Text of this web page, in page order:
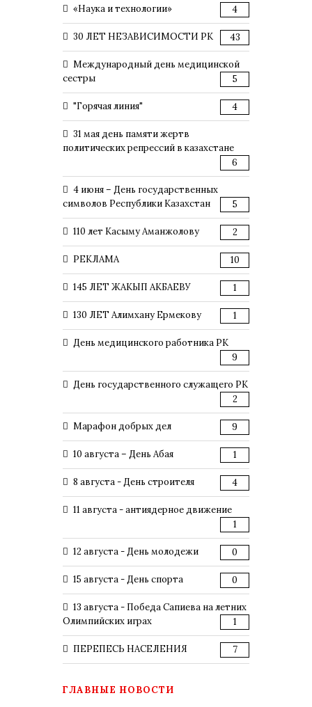
«Наука и технологии» 4
30 ЛЕТ НЕЗАВИСИМОСТИ РК 43
Международный день медицинской
сестры
5
"Горячая линия" 4
31 мая день памяти жертв
политических репрессий в казахстане
6
4 июня – День государственных
символов Республики Казахстан
5
110 лет Касыму Аманжолову 2
РЕКЛАМА 10
145 ЛЕТ ЖАКЫП АКБАЕВУ 1
130 ЛЕТ Алимхану Ермекову 1
День медицинского работника РК
9
День государственного служащего РК
2
Марафон добрых дел 9
10 августа – День Абая 1
8 августа - День строителя 4
11 августа - антиядерное движение
1
12 августа - День молодежи 0
15 августа - День спорта 0
13 августа - Победа Сапиева на летних
Олимпийских играх
1
ПЕРЕПЕСЬ НАСЕЛЕНИЯ 7
ГЛАВНЫЕ НОВОСТИ